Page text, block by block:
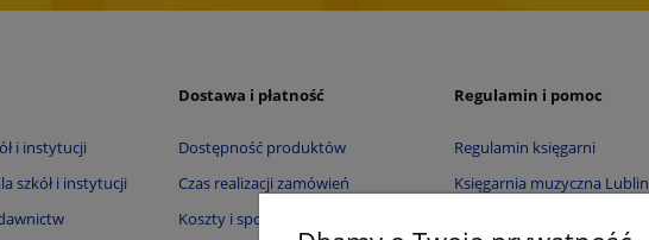
i instytucji
szkół i instytucji
Dostawa i płatność
Dostępność produktów
Czas realizacji zamówień
Koszty i sposoby dostawy
Regulamin i pomoc
Regulamin księgarni
Księgarnia muzyczna Lublin